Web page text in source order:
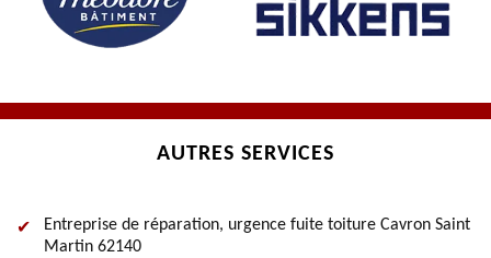
AUTRES SERVICES
Entreprise de réparation, urgence fuite toiture Cavron Saint
Martin 62140